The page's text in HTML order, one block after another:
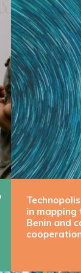
in
Benin and